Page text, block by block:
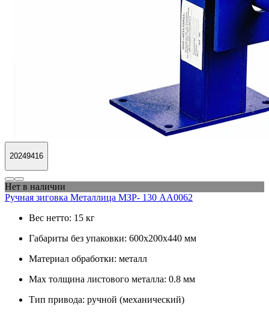
20249416
Нет в наличии
Ручная зиговка Металлица МЗР- 130 АА0062
Вес нетто: 15 кг
Габариты без упаковки: 600х200х440 мм
Материал обработки: металл
Max толщина листового металла: 0.8 мм
Тип привода: ручной (механический)